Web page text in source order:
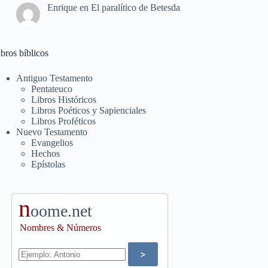
Enrique enEl paralítico de Betesda
bíblicos
Antiguo Testamento
Pentateuco
Libros Históricos
Libros Poéticos y Sapienciales
Libros Proféticos
Nuevo Testamento
Evangelios
Hechos
Epístolas
noome.net
Nombres & Números